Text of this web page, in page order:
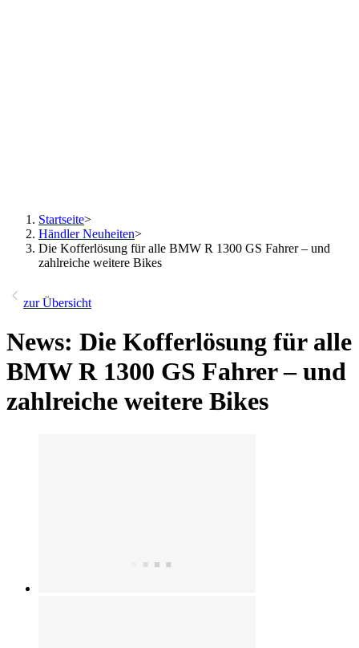
Startseite>
Händler Neuheiten>
Die Kofferlösung für alle BMW R 1300 GS Fahrer – und
zahlreiche weitere Bikes
zur Übersicht
News: Die Kofferlösung für alle
BMW R 1300 GS Fahrer – und
zahlreiche weitere Bikes